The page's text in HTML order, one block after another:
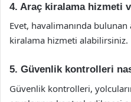
4. Araç kiralama hizmeti
Evet, havalimanında
kiralama hizmeti alabilirsiniz.
5. Güvenlik kontrolleri
Güvenlik kontrolleri,